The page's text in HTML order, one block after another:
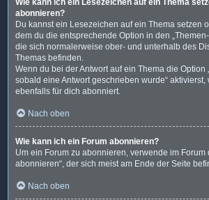
Wie kann ich ein Lesezeichen auf ein Thema
abonnieren?
Du kannst ein Lesezeichen auf ein Thema setzen
dem du die entsprechende Option in den
die sich normalerweise ober- und unterhalb des
Themas befinden.
Wenn du bei der Antwort auf ein Thema die Option
sobald eine Antwort geschrieben wurde“ aktivierst,
ebenfalls für dich abonniert.
Nach oben
Wie kann ich ein Forum abonnieren?
Um ein Forum zu abonnieren, verwende im Forum
abonnieren“, der sich meist am Ende der Seite
Nach oben